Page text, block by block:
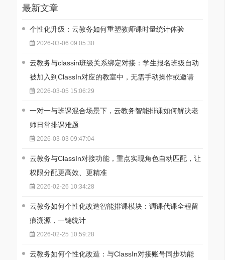
最新文章
个性化升级：云教务如何重塑教师课时量统计体验
2026-03-06 09:05:30
云教务与classin班级关系绑定对接：学生报名班级自动
被加入到ClassIn对应的教室中，无需手动操作或邀请
2026-03-05 15:06:29
一对一与班课混合场景下，云教务智能排课如何解决老
师日常排课难题
2026-03-03 09:47:04
云教务与ClassIn对接功能，重点实现角色自动匹配，让
权限分配更高效、更精准
2026-02-26 10:34:28
云教务如何个性化改造智能排课模块：调课代课全程留
痕溯源，一键统计
2026-02-25 10:59:28
云教务如何个性化改造：与ClassIn对接账号同步功能